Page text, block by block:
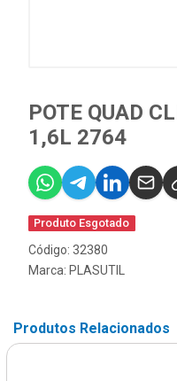
POTE QUAD
1,6L 2764
Produto Esgotado
Código: 32380
Marca: PLASUTIL
Produtos Relacionados